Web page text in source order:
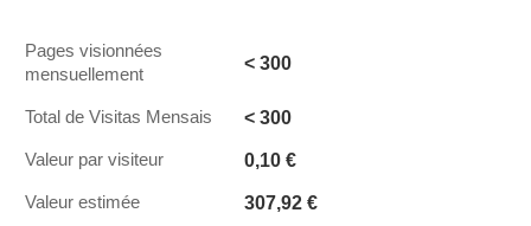
Pages visionnées
mensuellement
< 300
Total de Visitas Mensais < 300
Valeur par visiteur 0,10 €
Valeur estimée 307,92 €